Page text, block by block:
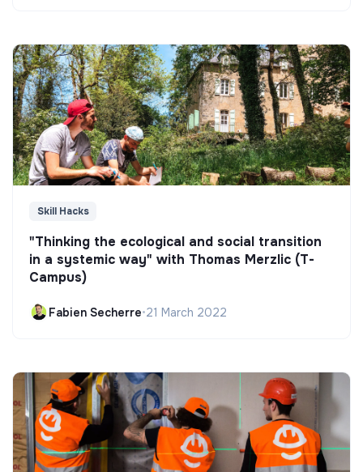
Skill Hacks
"Thinking the ecological and social transition
in a systemic way" with Thomas Merzlic (T-
Campus)
Fabien Secherre•21 March 2022